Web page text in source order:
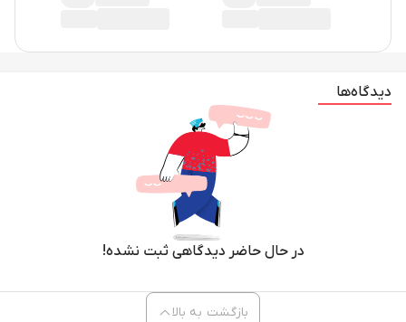
دیدگاه‌ها
در حال حاضر دیدگاهی ثبت نشده!
بازگشت به بالا